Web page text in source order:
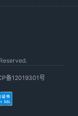
备12019301号